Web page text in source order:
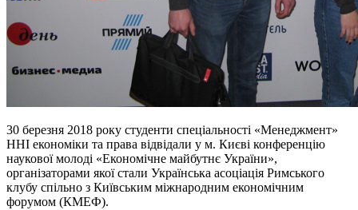
30 березня 2018 року студенти спеціальності «Менеджмент»
ННІ економіки та права відвідали у м. Києві конференцію
наукової молоді «Економічне майбутнє України»,
організаторами якої стали Українська асоціація Римського
клубу спільно з Київським міжнародним економічним
форумом (КМЕФ).